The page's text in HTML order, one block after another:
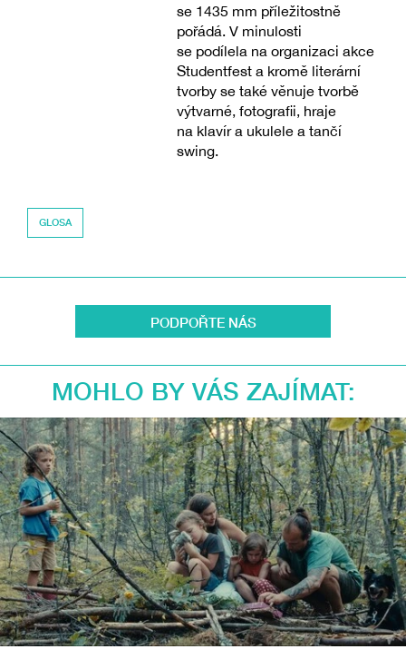
se 1435 mm příležitostně
pořádá. V minulosti
se podílela na organizaci akce
Studentfest a kromě literární
tvorby se také věnuje tvorbě
výtvarné, fotografii, hraje
na klavír a ukulele a tančí
swing.
GLOSA
PODPOŘTE NÁS
MOHLO BY VÁS ZAJÍMAT: